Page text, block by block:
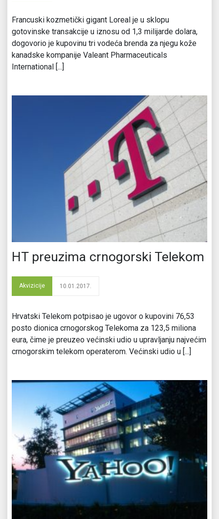
Francuski kozmetički gigant Loreal je u sklopu
gotovinske transakcije u iznosu od 1,3 milijarde dolara,
dogovorio je kupovinu tri vodeća brenda za njegu kože
kanadske kompanije Valeant Pharmaceuticals
International [...]
HT preuzima crnogorski Telekom
Akvizicije 10.01.2017.
Hrvatski Telekom potpisao je ugovor o kupovini 76,53
posto dionica crnogorskog Telekoma za 123,5 miliona
eura, čime je preuzeo većinski udio u upravljanju najvećim
crnogorskim telekom operaterom. Većinski udio u [...]